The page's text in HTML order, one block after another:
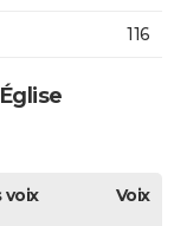
116
voix Voix